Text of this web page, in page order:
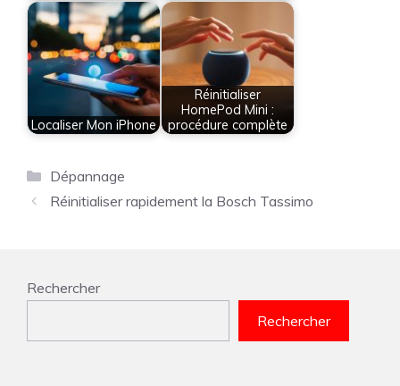
Localiser Mon iPhone
Réinitialiser
HomePod Mini :
procédure complète
Catégories
Dépannage
Réinitialiser rapidement la Bosch Tassimo
Rechercher
Rechercher